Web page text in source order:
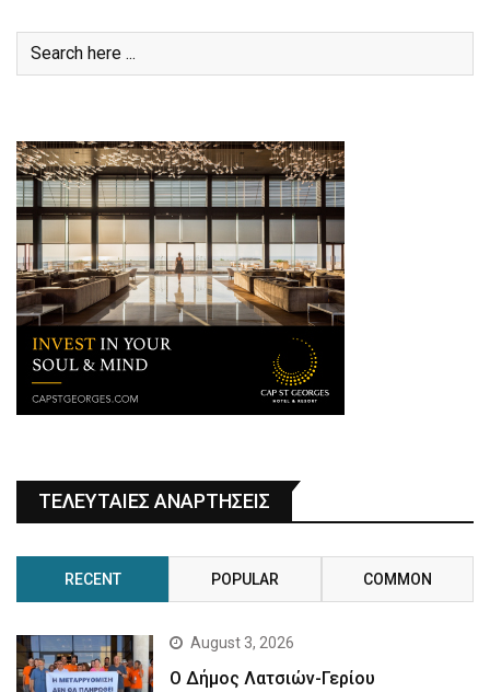
ΤΕΛΕΥΤΑΙΕΣ ΑΝΑΡΤΗΣΕΙΣ
RECENT POPULAR COMMON
August 3, 2026
Ο Δήμος Λατσιών-Γερίου